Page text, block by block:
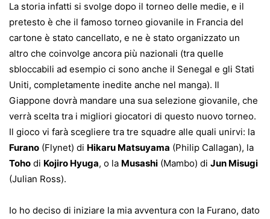
La storia infatti si svolge dopo il torneo delle medie, e il
pretesto è che il famoso torneo giovanile in Francia del
cartone è stato cancellato, e ne è stato organizzato un
altro che coinvolge ancora più nazionali (tra quelle
sbloccabili ad esempio ci sono anche il Senegal e gli Stati
Uniti, completamente inedite anche nel manga). Il
Giappone dovrà mandare una sua selezione giovanile, che
verrà scelta tra i migliori giocatori di questo nuovo torneo.
Il gioco vi farà scegliere tra tre squadre alle quali unirvi: la
Furano (Flynet) di Hikaru Matsuyama (Philip Callagan), la
Toho di Kojiro Hyuga, o la Musashi (Mambo) di Jun Misugi
(Julian Ross).
Io ho deciso di iniziare la mia avventura con la Furano, dato